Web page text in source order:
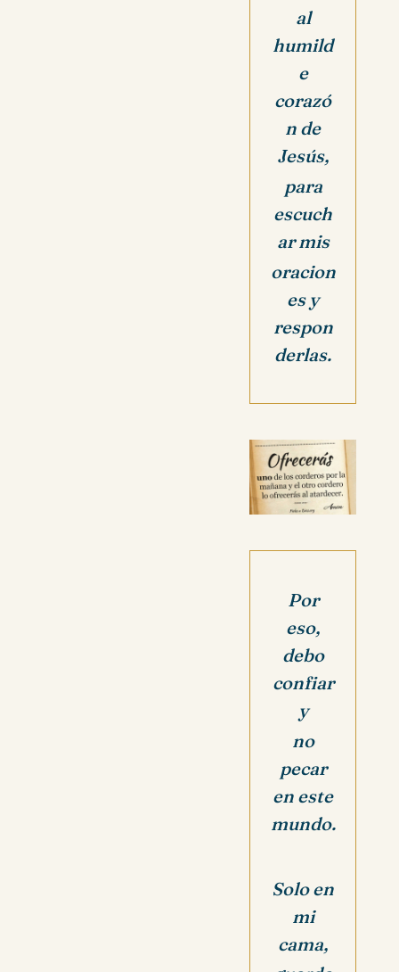
al
humild
e
corazó
n de
Jesús,
para
escuch
ar mis
oracion
es y
respon
derlas.
Por
eso,
debo
confiar
y
no
pecar
en este
mundo.
Solo en
mi
cama,